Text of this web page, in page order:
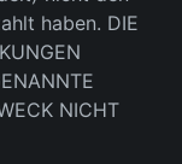
haben. DIE
NICHT